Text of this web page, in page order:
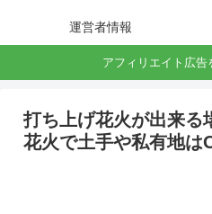
運営者情報
アフィリエイト広告
打ち上げ花火が出来る
花火で土手や私有地は